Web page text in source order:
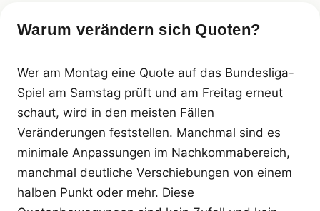
Warum verändern sich Quoten?
Wer am Montag eine Quote auf das Bundesliga-
Spiel am Samstag prüft und am Freitag erneut
schaut, wird in den meisten Fällen
Veränderungen feststellen. Manchmal sind es
minimale Anpassungen im Nachkommabereich,
manchmal deutliche Verschiebungen von einem
halben Punkt oder mehr. Diese